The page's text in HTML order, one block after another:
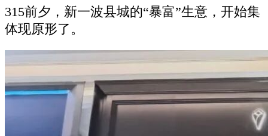
315前夕，新一波县城的“暴富”生意，开始集
体现原形了。